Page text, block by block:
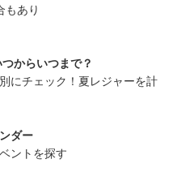
もあり
からいつまで？
にチェック！夏レジャーを計
ダー
ントを探す